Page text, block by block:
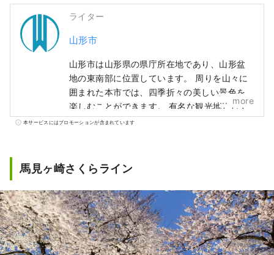
ライター
山形市
山形市は山形県の県庁所在地であり、山形盆
地の東南部に位置しています。 周りを山々に
囲まれた本市では、四季折々の美しい景色を
楽しむことができます。 有名な観光地として
は樹氷と温泉で人気な「蔵王」や松尾芭蕉ゆ
ラーメン」をはじめ、「だし」や「玉こんに
ゃく」など、山形の豊富な食材を活かした料
理が受け継がれています。 そんな自然と歴史
のイメージが多い山形市ですが、実はカフェ
やレストランなども充実していて、ゆっくり
寛げる場所もたくさんあるんです。 このペー
ジではおすすめスポットや記事の掲載を通し
more
本サービスにはプロモーションが含まれています
馬見ヶ崎さくらライン